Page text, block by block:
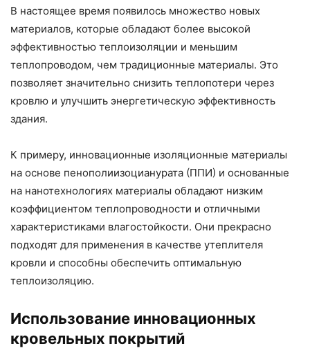
В настоящее время появилось множество новых
материалов, которые обладают более высокой
эффективностью теплоизоляции и меньшим
теплопроводом, чем традиционные материалы. Это
позволяет значительно снизить теплопотери через
кровлю и улучшить энергетическую эффективность
здания.
К примеру, инновационные изоляционные материалы
на основе пенополиизоцианурата (ППИ) и основанные
на нанотехнологиях материалы обладают низким
коэффициентом теплопроводности и отличными
характеристиками влагостойкости. Они прекрасно
подходят для применения в качестве утеплителя
кровли и способны обеспечить оптимальную
теплоизоляцию.
Использование инновационных
кровельных покрытий